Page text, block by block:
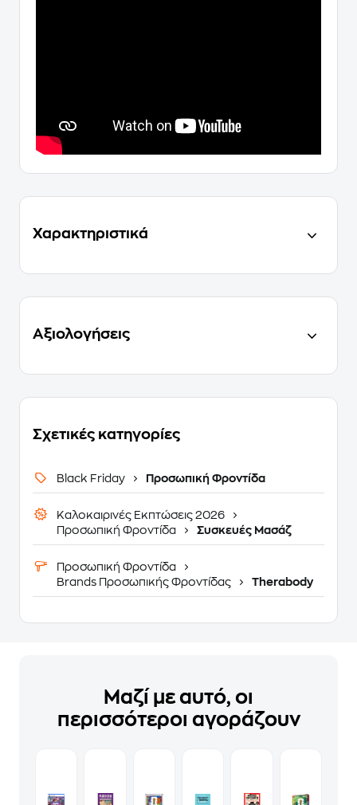
Χαρακτηριστικά
Αξιολογήσεις
Σχετικές κατηγορίες
Black Friday Προσωπική Φροντίδα
Καλοκαιρινές Εκπτώσεις 2026
Προσωπική Φροντίδα
Συσκευές Μασάζ
Προσωπική Φροντίδα
Brands Προσωπικής Φροντίδας
Therabody
Μαζί με αυτό, οι
περισσότεροι αγοράζουν